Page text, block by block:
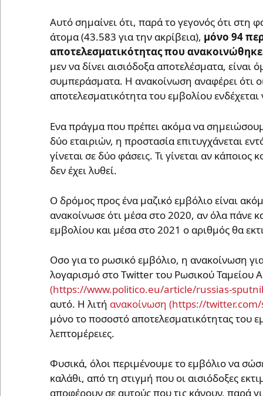
Αυτό σημαίνει ότι, παρά το γεγονός ότι στη
άτομα (43.583 για την ακρίβεια), μόνο 94
αποτελεσματικότητας που
μεν να δίνει αισιόδοξα αποτελέσματα,
συμπεράσματα. Η ανακοίνωση αναφέρει ότι
αποτελεσματικότητα του εμβολίου ενδέχεται
Ενα πράγμα που πρέπει ακόμα να
δύο εταιριών, η προστασία επιτυγχάνεται
γίνεται σε δύο φάσεις. Τι γίνεται αν
δεν έχει λυθεί.
Ο δρόμος προς ένα μαζικό εμβόλιο είναι
ανακοίνωσε ότι μέσα στο 2020, αν όλα πάνε
εμβολίου και μέσα στο 2021 ο αριθμός θα
Οσο για το ρωσικό εμβόλιο, η ανακοίνωση
λογαρισμό στο Twitter του Ρωσικού
αυτό. Η λιτή ανακοίνωση
μόνο το ποσοστό αποτελεσματικότητας του
λεπτομέρειες.
Φυσικά, όλοι περιμένουμε το εμβόλιο να
καλάθι, από τη στιγμή που οι αισιόδοξες
αποφέρουν σε αυτούς που τις κάνουν, παρά